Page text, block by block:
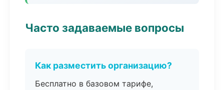
Часто задаваемые вопросы
Как разместить организацию?
Бесплатно в базовом тарифе,